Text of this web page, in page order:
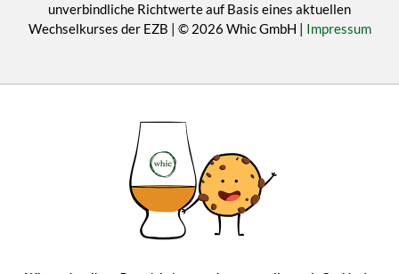
unverbindliche Richtwerte auf Basis eines aktuellen
Wechselkurses der EZB | © 2026 Whic GmbH | Impressum